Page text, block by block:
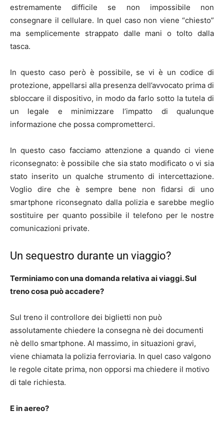
estremamente difficile se non impossibile non
consegnare il cellulare. In quel caso non viene “chiesto”
ma semplicemente strappato dalle mani o tolto dalla
tasca.
In questo caso però è possibile, se vi è un codice di
protezione, appellarsi alla presenza dell’avvocato prima di
sbloccare il dispositivo, in modo da farlo sotto la tutela di
un legale e minimizzare l’impatto di qualunque
informazione che possa comprometterci.
In questo caso facciamo attenzione a quando ci viene
riconsegnato: è possibile che sia stato modificato o vi sia
stato inserito un qualche strumento di intercettazione.
Voglio dire che è sempre bene non fidarsi di uno
smartphone riconsegnato dalla polizia e sarebbe meglio
sostituire per quanto possibile il telefono per le nostre
comunicazioni private.
Un sequestro durante un viaggio?
Terminiamo con una domanda relativa ai viaggi. Sul
treno cosa può accadere?
Sul treno il controllore dei biglietti non può
assolutamente chiedere la consegna nè dei documenti
nè dello smartphone. Al massimo, in situazioni gravi,
viene chiamata la polizia ferroviaria. In quel caso valgono
le regole citate prima, non opporsi ma chiedere il motivo
di tale richiesta.
E in aereo?